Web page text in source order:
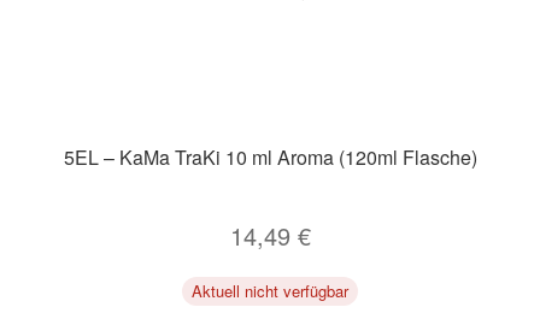
5EL – KaMa TraKi 10 ml Aroma (120ml Flasche)
14,49 €
Aktuell nicht verfügbar